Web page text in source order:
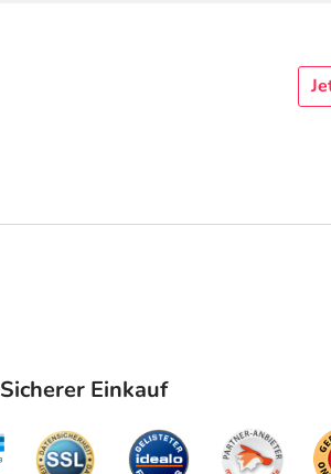
Sicherer Einkauf